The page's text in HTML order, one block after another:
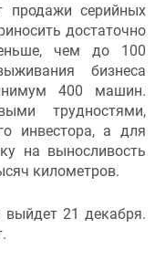
продажи серийных
достаточно
чем до 100
бизнеса
400 машин.
трудностями,
инвестора, а для
на выносливость
километров.
выйдет 21 декабря.